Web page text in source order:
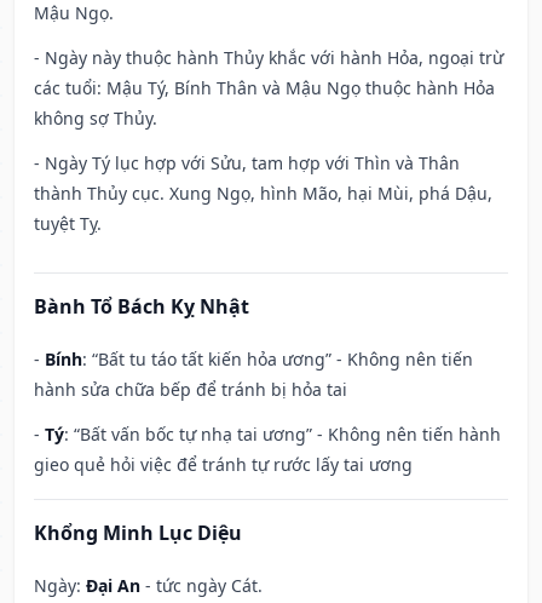
Mậu Ngọ.
- Ngày này thuộc hành Thủy khắc với hành Hỏa, ngoại trừ
các tuổi: Mậu Tý, Bính Thân và Mậu Ngọ thuộc hành Hỏa
không sợ Thủy.
- Ngày Tý lục hợp với Sửu, tam hợp với Thìn và Thân
thành Thủy cục. Xung Ngọ, hình Mão, hại Mùi, phá Dậu,
tuyệt Tỵ.
Bành Tổ Bách Kỵ Nhật
- Bính: “Bất tu táo tất kiến hỏa ương” - Không nên tiến
hành sửa chữa bếp để tránh bị hỏa tai
- Tý: “Bất vấn bốc tự nhạ tai ương” - Không nên tiến hành
gieo quẻ hỏi việc để tránh tự rước lấy tai ương
Khổng Minh Lục Diệu
Ngày: Đại An - tức ngày Cát.